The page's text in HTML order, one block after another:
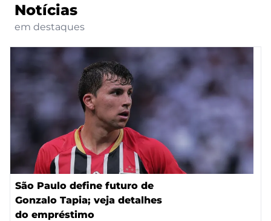
Notícias
em destaques
São Paulo define futuro de
Gonzalo Tapia; veja detalhes
do empréstimo